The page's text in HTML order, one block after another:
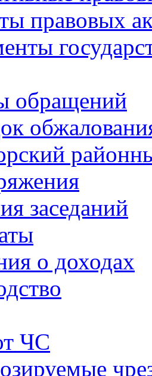
правовых
обращений
заседаний
о доходах
ЧС